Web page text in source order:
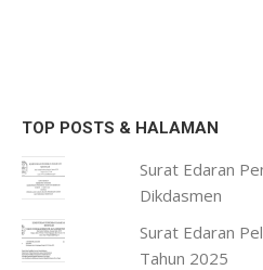
TOP POSTS & HALAMAN
Surat Edaran
Dikdasmen
Surat Edaran
Tahun 2025